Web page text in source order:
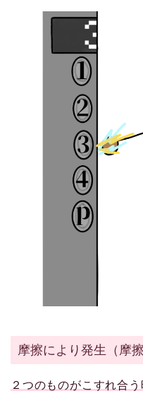
摩擦により発生（摩擦
２つのものがこすれ合